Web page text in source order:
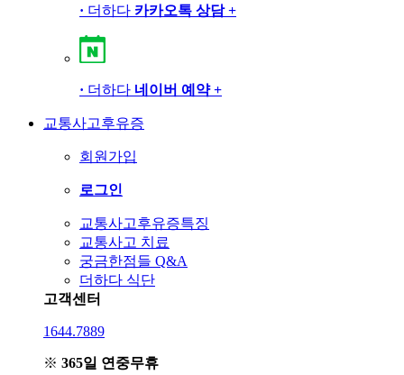
· 더하다 카카오톡 상담 +
· 더하다 네이버 예약 +
교통사고후유증
회원가입
로그인
교통사고후유증특징
교통사고 치료
궁금한점들 Q&A
더하다 식단
고객센터
1644.7889
※ 365일 연중무휴